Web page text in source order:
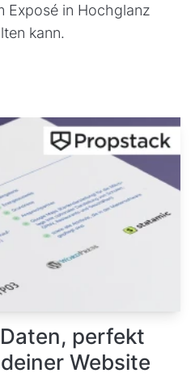
Exposé in Hochglanz
kann.
perfekt
Website